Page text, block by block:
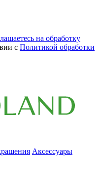
на обработку
с Политикой обработки
Аксессуары